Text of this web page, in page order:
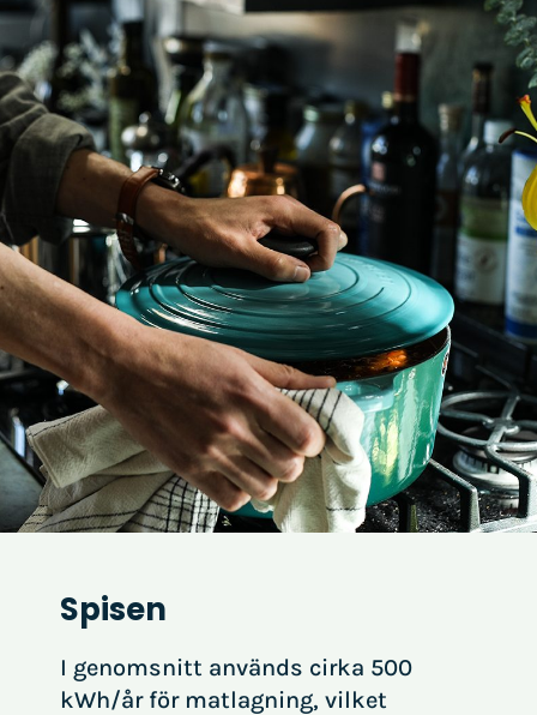
Spisen
I genomsnitt används cirka 500
kWh/år för matlagning, vilket